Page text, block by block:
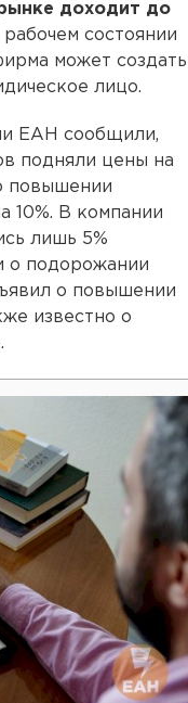
доходит до
состоянии
может создать
лицо.
ЕАН сообщили,
подняли цены на
повышении
10%. В компании
лишь 5%
о подорожании
о повышении
известно о